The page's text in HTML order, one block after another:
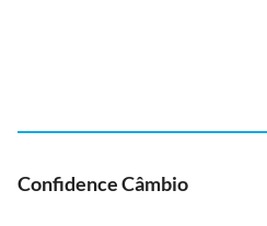
Confidence Câmbio